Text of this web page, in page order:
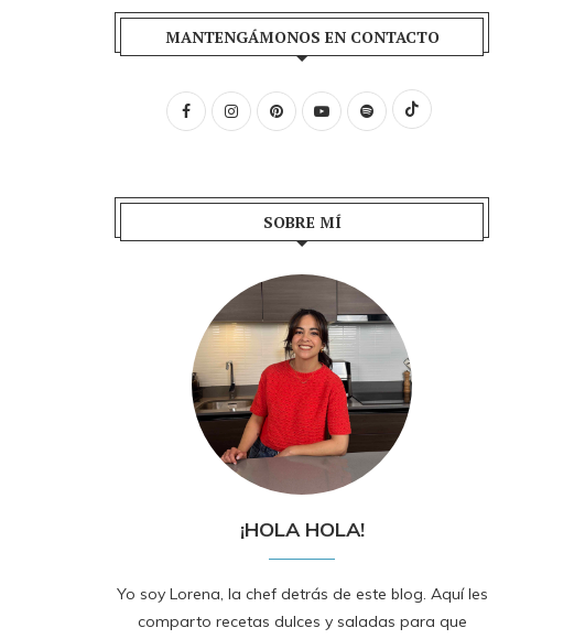
MANTENGÁMONOS EN CONTACTO
SOBRE MÍ
¡HOLA HOLA!
Yo soy Lorena, la chef detrás de este blog. Aquí les
comparto recetas dulces y saladas para que